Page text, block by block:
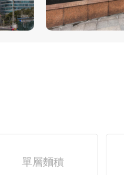
單層麵積